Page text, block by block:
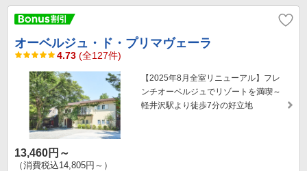
オーベルジュ・ド・プリマヴェーラ
4.73 (全127件)
【2025年8月全室リニューアル】フレ
ンチオーベルジュでリゾートを満喫～
軽井沢駅より徒歩7分の好立地
13,460円～
（消費税込14,805円～）